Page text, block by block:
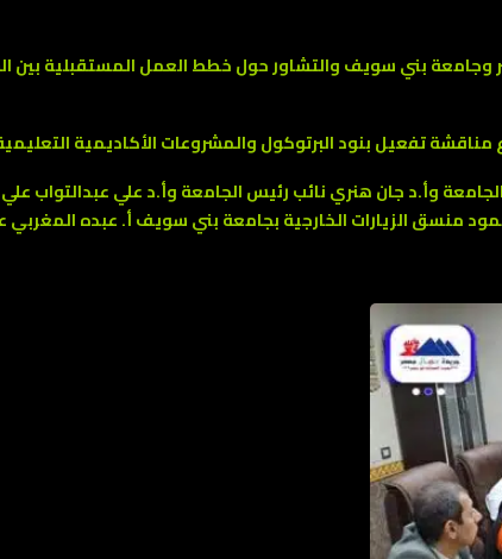
بني سويف والتشاور حول خطط العمل المستقبلية بين
تفعيل بنود البرتوكول والمشروعات الأكاديمية
وأ.د جان هنري نائب رئيس الجامعة وأ.د علي عبدالتواب
منسق الزيارات الخارجية بجامعة بني سويف أ. عبده المغربي